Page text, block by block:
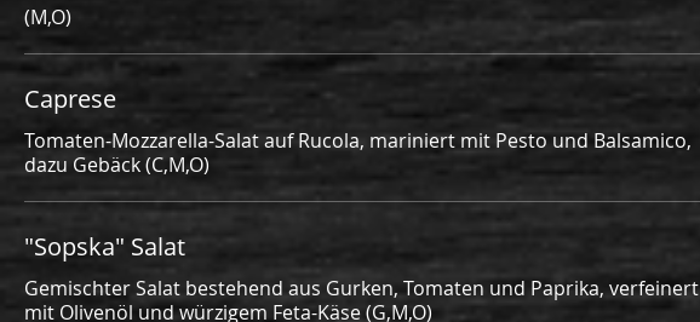
(M,O)
Caprese
Tomaten-Mozzarella-Salat auf Rucola, mariniert mit Pesto und Balsamico,
dazu Gebäck (C,M,O)
"Sopska" Salat
Gemischter Salat bestehend aus Gurken, Tomaten und Paprika, verfeinert
mit Olivenöl und würzigem Feta-Käse (G,M,O)